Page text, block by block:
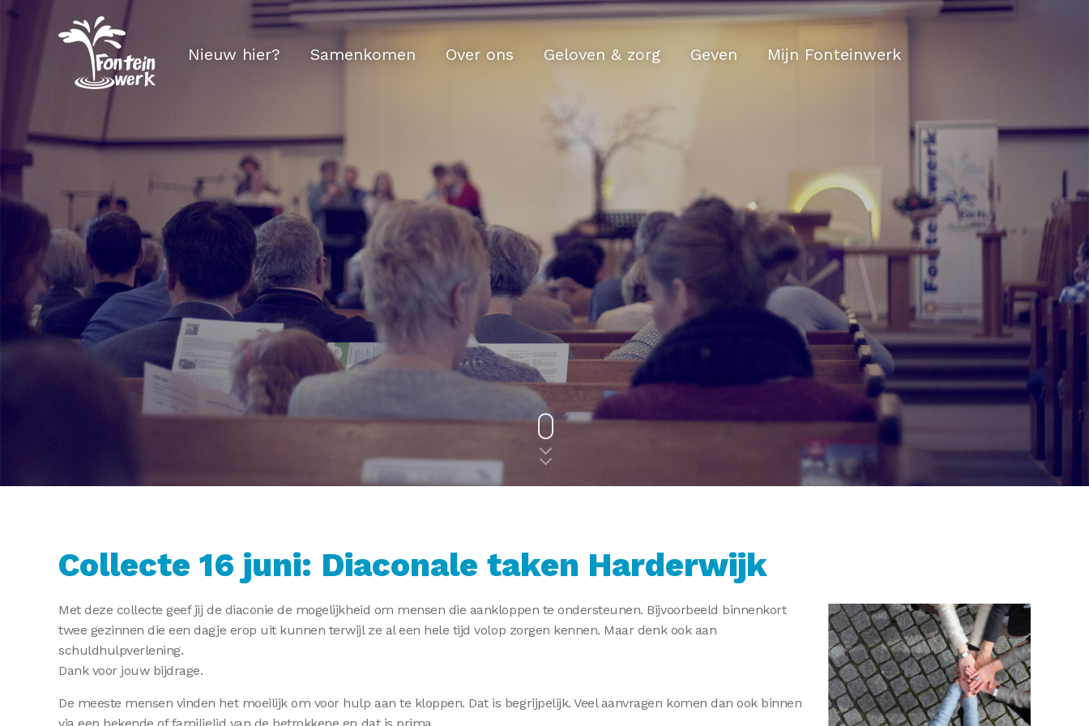
Nieuw hier? Samenkomen Over ons Geloven & zorg Geven Mijn Fonteinwerk
Collecte 16 juni: Diaconale taken Harderwijk
Met deze collecte geef jij de diaconie de mogelijkheid om mensen die aankloppen te ondersteunen. Bijvoorbeeld binnenkort
twee gezinnen die een dagje erop uit kunnen terwijl ze al een hele tijd volop zorgen kennen. Maar denk ook aan
schuldhulpverlening.
Dank voor jouw bijdrage.
De meeste mensen vinden het moeilijk om voor hulp aan te kloppen. Dat is begrijpelijk. Veel aanvragen komen dan ook binnen